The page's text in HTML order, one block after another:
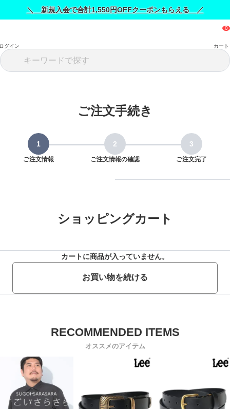
＼ 新規入会で合計1,550円OFFクーポンもらえる ／
グイン カート
ご注文手続き
ご注文情報 ご注文情報の確認 ご注文完了
ショッピングカート
カートに商品が入っていません。
お買い物を続ける
オススメのアイテム